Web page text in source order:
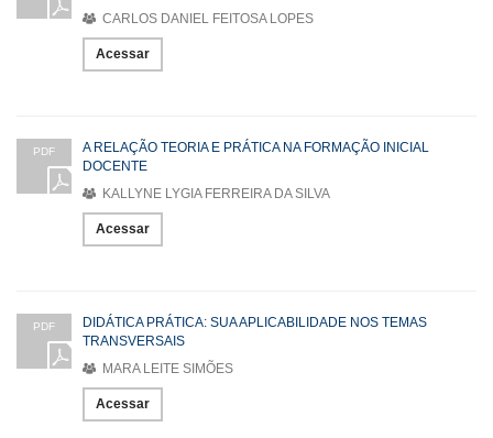
CARLOS DANIEL FEITOSA LOPES
Acessar
PDF
A RELAÇÃO TEORIA E PRÁTICA NA FORMAÇÃO INICIAL
DOCENTE
KALLYNE LYGIA FERREIRA DA SILVA
Acessar
PDF
DIDÁTICA PRÁTICA: SUA APLICABILIDADE NOS TEMAS
TRANSVERSAIS
MARA LEITE SIMÕES
Acessar